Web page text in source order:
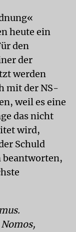
heute ein
den
der
werden
mit der NS-
weil es eine
das nicht
wird,
Schuld
beantworten,